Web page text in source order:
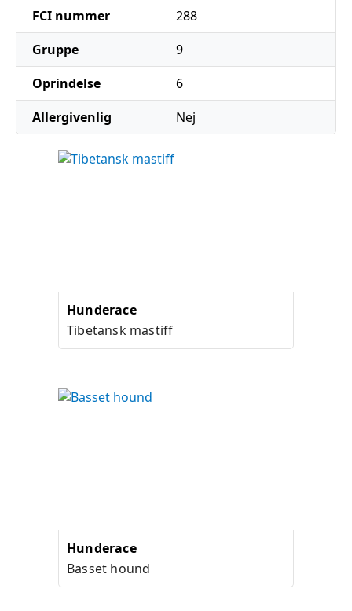
FCI nummer
288
Gruppe
9
Oprindelse
6
Allergivenlig
Nej
Hunderace
Tibetansk mastiff
Hunderace
Basset hound